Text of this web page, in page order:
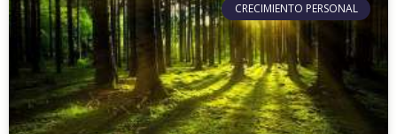
CRECIMIENTO PERSONAL